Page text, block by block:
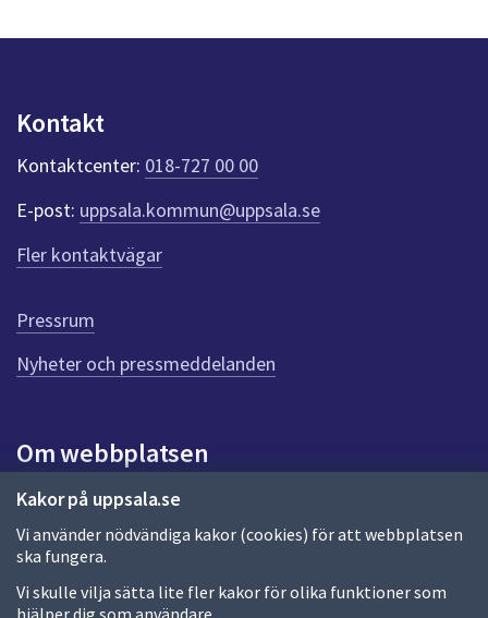
Kakor på uppsala.se
Vi använder nödvändiga kakor (cookies) för att webbplatsen
ska fungera.
Vi skulle vilja sätta lite fler kakor för olika funktioner som
hjälper dig som användare.
n
k
t
e
r
f
ö
r
e
n
n
a
d
a
Kontakt
Kontaktcenter: 018-727 00 00
E-post: uppsala.kommun@uppsala.se
Fler kontaktvägar
Pressrum
Nyheter och pressmeddelanden
Om webbplatsen
Om webbplatsen
Allmänna handlingar och diarium
Behandling av personuppgifter